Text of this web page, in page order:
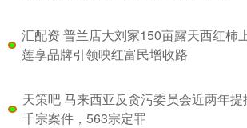
汇配资 普兰店大刘家150亩露天西红柿
莲享品牌引领映红富民增收路
天策吧 马来西亚反贪污委员会近两年提
千宗案件，563宗定罪